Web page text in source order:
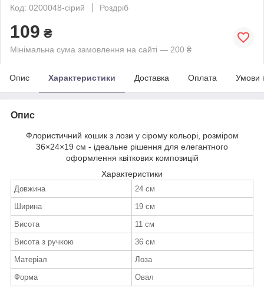
Код: 0200048-сірий
Роздріб
109 ₴
Мінімальна сума замовлення на сайті — 200 ₴
Опис Характеристики Доставка Оплата Умови
Опис
Флористичний кошик з лози у сірому кольорі, розміром
36×24×19 см - ідеальне рішення для елегантного
оформлення квіткових композицій
Характеристики
Довжина
24 см
Ширина
19 см
Висота
11 см
Висота з ручкою
36 см
Матеріал
Лоза
Форма
Овал